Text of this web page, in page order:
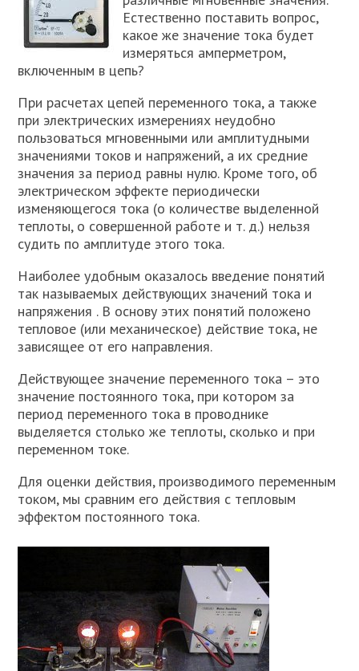
Естественно поставить вопрос,
какое же значение тока будет
измеряться амперметром,
включенным в цепь?
При расчетах цепей переменного тока, а также
при электрических измерениях неудобно
пользоваться мгновенными или амплитудными
значениями токов и напряжений, а их средние
значения за период равны нулю. Кроме того, об
электрическом эффекте периодически
изменяющегося тока (о количестве выделенной
теплоты, о совершенной работе и т. д.) нельзя
судить по амплитуде этого тока.
Наиболее удобным оказалось введение понятий
так называемых действующих значений тока и
напряжения . В основу этих понятий положено
тепловое (или механическое) действие тока, не
зависящее от его направления.
Действующее значение переменного тока – это
значение постоянного тока, при котором за
период переменного тока в проводнике
выделяется столько же теплоты, сколько и при
переменном токе.
Для оценки действия, производимого переменным
током, мы сравним его действия с тепловым
эффектом постоянного тока.